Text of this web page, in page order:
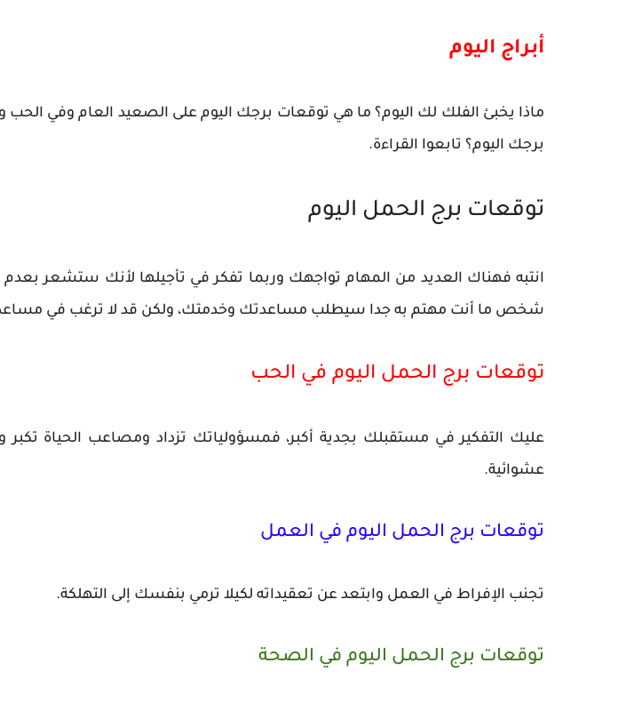
أبراج اليوم
ماذا يخبئ الفلك لك اليوم؟ ما هي توقعات برجك اليوم على الصعيد العام وفي
برجك اليوم؟ تابعوا القراءة.
توقعات برج الحمل اليوم
انتبه فهناك العديد من المهام تواجهك وربما تفكر في تأجيلها لأنك ستشعر بعدم
شخص ما أنت مهتم به جدا سيطلب مساعدتك وخدمتك، ولكن قد لا ترغب في
توقعات برج الحمل اليوم في الحب
عليك التفكير في مستقبلك بجدية أكبر، فمسؤولياتك تزداد ومصاعب الحياة تكبر
عشوائية.
توقعات برج الحمل اليوم في العمل
تجنب الإفراط في العمل وابتعد عن تعقيداته لكيلا ترمي بنفسك إلى التهلكة.
توقعات برج الحمل اليوم في الصحة